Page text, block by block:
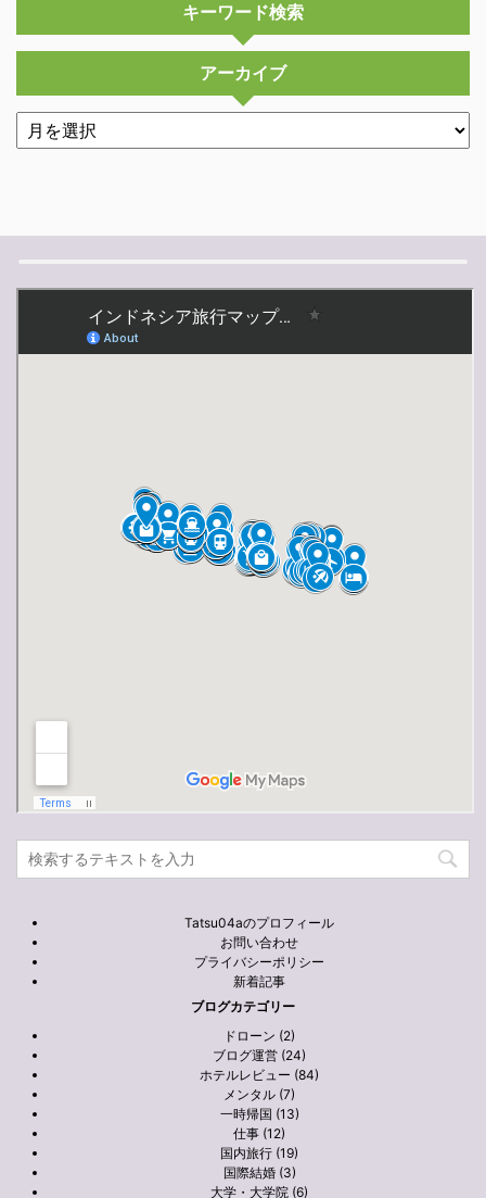
キーワード検索
アーカイブ
Tatsu04aのプロフィール
お問い合わせ
プライバシーポリシー
新着記事
ブログカテゴリー
ドローン (2)
ブログ運営 (24)
ホテルレビュー (84)
メンタル (7)
一時帰国 (13)
仕事 (12)
国内旅行 (19)
国際結婚 (3)
大学・大学院 (6)